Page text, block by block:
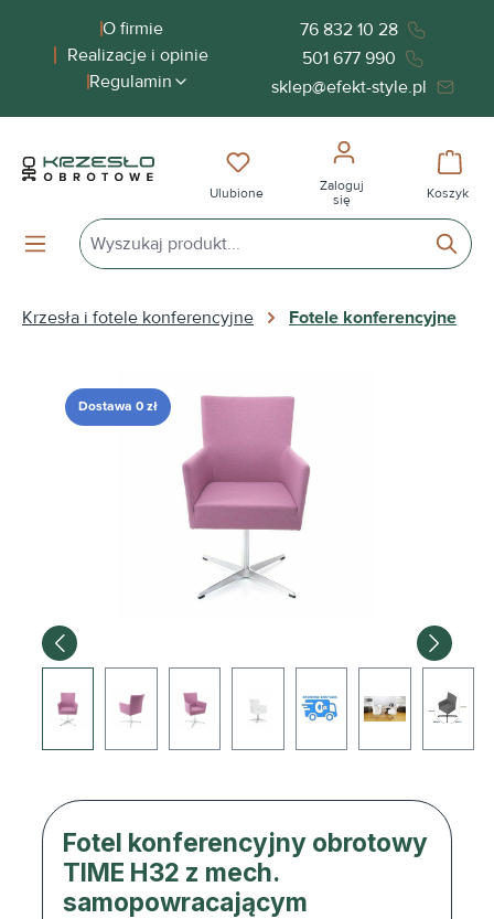
zawartościO firmie
Realizacje i opinie
Regulamin
76 832 10 28
501 677 990
sklep@efekt-style.pl
Masz 0 przedmioty na liście
Ulubione
Zaloguj
się
Koszyk
Krzesła i fotele konferencyjne Fotele konferencyjne
Pomiń galerię zdjęć
Dostawa 0 zł
Fotel konferencyjny obrotowy
TIME H32 z mech.
samopowracającym